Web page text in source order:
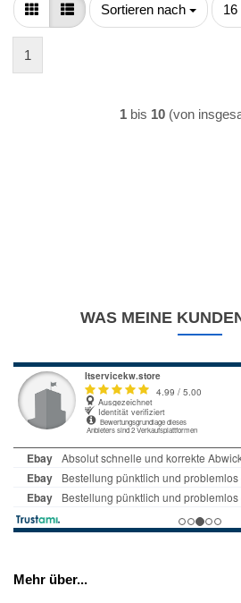
Sortieren nach
Sortieren nach 16
1
1bis 10(von
WAS MEINE
Mehr über...